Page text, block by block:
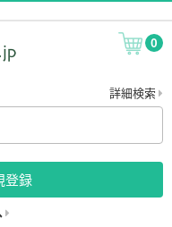
0
詳細検索
登録